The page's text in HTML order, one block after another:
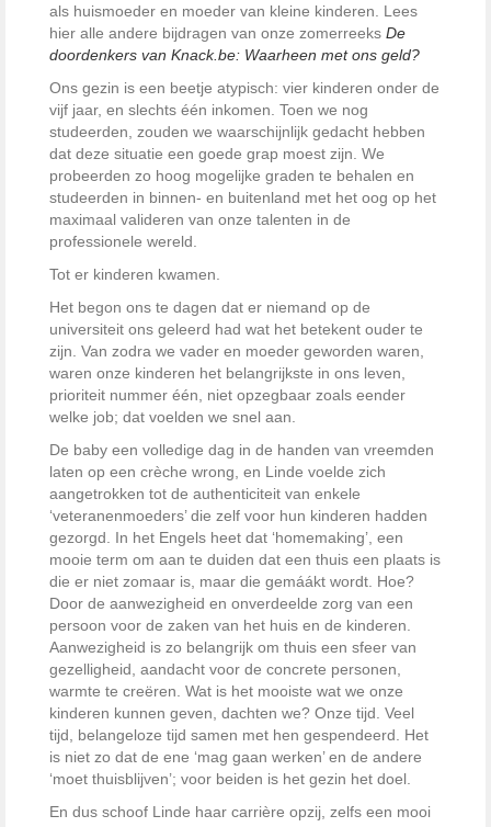
als huismoeder en moeder van kleine kinderen. Lees
hier alle andere bijdragen van onze zomerreeks De
doordenkers van Knack.be: Waarheen met ons geld?
Ons gezin is een beetje atypisch: vier kinderen onder de
vijf jaar, en slechts één inkomen. Toen we nog
studeerden, zouden we waarschijnlijk gedacht hebben
dat deze situatie een goede grap moest zijn. We
probeerden zo hoog mogelijke graden te behalen en
studeerden in binnen- en buitenland met het oog op het
maximaal valideren van onze talenten in de
professionele wereld.
Tot er kinderen kwamen.
Het begon ons te dagen dat er niemand op de
universiteit ons geleerd had wat het betekent ouder te
zijn. Van zodra we vader en moeder geworden waren,
waren onze kinderen het belangrijkste in ons leven,
prioriteit nummer één, niet opzegbaar zoals eender
welke job; dat voelden we snel aan.
De baby een volledige dag in de handen van vreemden
laten op een crèche wrong, en Linde voelde zich
aangetrokken tot de authenticiteit van enkele
‘veteranenmoeders’ die zelf voor hun kinderen hadden
gezorgd. In het Engels heet dat ‘homemaking’, een
mooie term om aan te duiden dat een thuis een plaats is
die er niet zomaar is, maar die gemáákt wordt. Hoe?
Door de aanwezigheid en onverdeelde zorg van een
persoon voor de zaken van het huis en de kinderen.
Aanwezigheid is zo belangrijk om thuis een sfeer van
gezelligheid, aandacht voor de concrete personen,
warmte te creëren. Wat is het mooiste wat we onze
kinderen kunnen geven, dachten we? Onze tijd. Veel
tijd, belangeloze tijd samen met hen gespendeerd. Het
is niet zo dat de ene ‘mag gaan werken’ en de andere
‘moet thuisblijven’; voor beiden is het gezin het doel.
En dus schoof Linde haar carrière opzij, zelfs een mooi